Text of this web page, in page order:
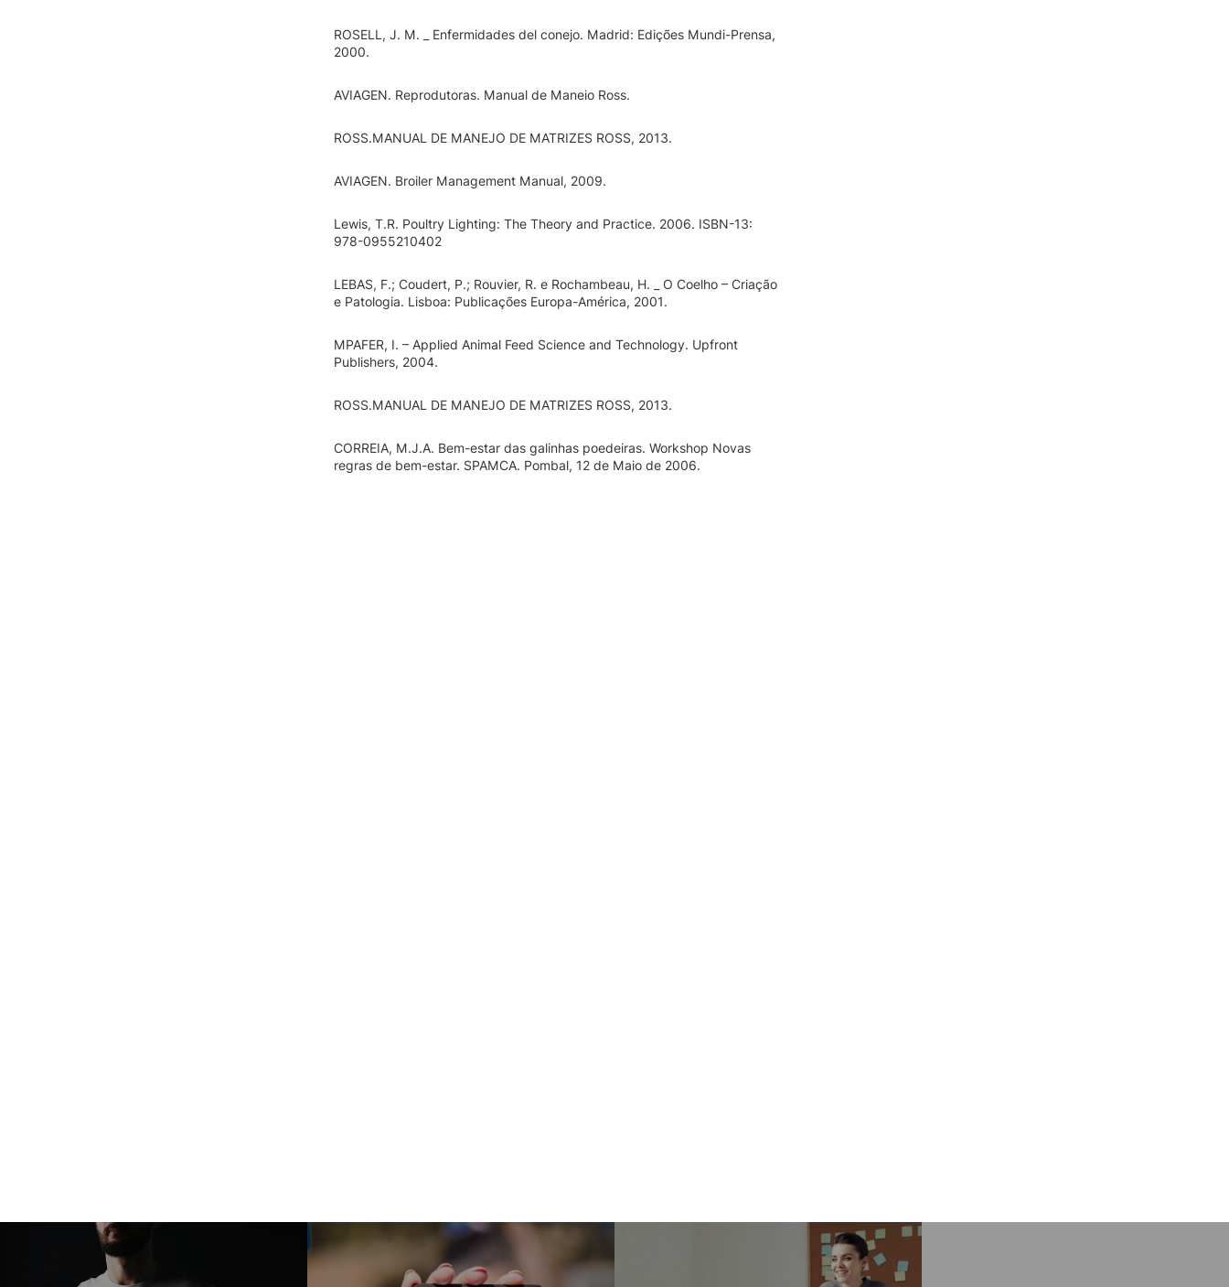
ROSELL, J. M. _ Enfermidades del conejo. Madrid: Edições Mundi-Prensa,
2000.
AVIAGEN. Reprodutoras. Manual de Maneio Ross.
ROSS.MANUAL DE MANEJO DE MATRIZES ROSS, 2013.
AVIAGEN. Broiler Management Manual, 2009.
Lewis, T.R. Poultry Lighting: The Theory and Practice. 2006. ISBN-13:
978-0955210402
LEBAS, F.; Coudert, P.; Rouvier, R. e Rochambeau, H. _ O Coelho – Criação
e Patologia. Lisboa: Publicações Europa-América, 2001.
MPAFER, I. – Applied Animal Feed Science and Technology. Upfront
Publishers, 2004.
ROSS.MANUAL DE MANEJO DE MATRIZES ROSS, 2013.
CORREIA, M.J.A. Bem-estar das galinhas poedeiras. Workshop Novas
regras de bem-estar. SPAMCA. Pombal, 12 de Maio de 2006.